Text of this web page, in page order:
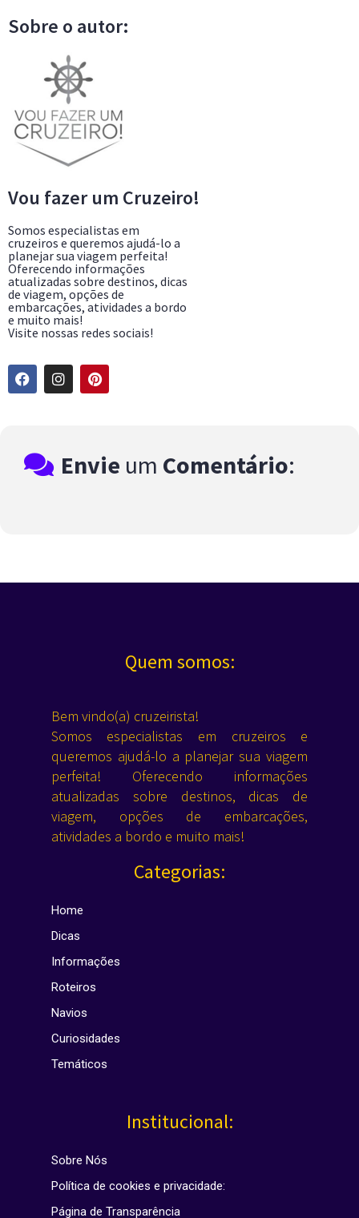
Sobre o autor:
Vou fazer um Cruzeiro!
Somos especialistas em
cruzeiros e queremos ajudá-lo a
planejar sua viagem perfeita!
Oferecendo informações
atualizadas sobre destinos, dicas
de viagem, opções de
embarcações, atividades a bordo
e muito mais!
Visite nossas redes sociais!
Envie um Comentário:
Quem somos:
Bem vindo(a) cruzeirista!
Somos especialistas em cruzeiros e
queremos ajudá-lo a planejar sua viagem
perfeita! Oferecendo informações
atualizadas sobre destinos, dicas de
viagem, opções de embarcações,
atividades a bordo e muito mais!
Categorias:
Home
Dicas
Informações
Roteiros
Navios
Curiosidades
Temáticos
Institucional:
Sobre Nós
Política de cookies e privacidade:
Página de Transparência